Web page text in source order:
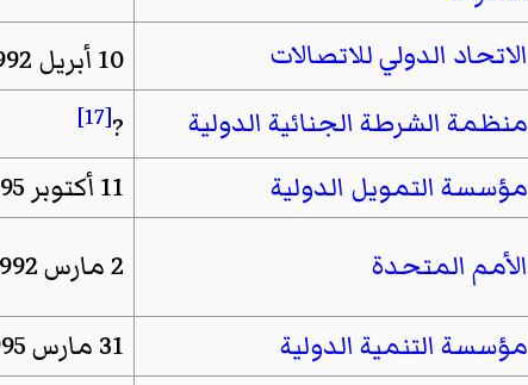
الاتحاد الدولي للاتصالات 10 أبريل 1992
منظمة الشرطة الجنائية الدولية ?
[17]
مؤسسة التمويل الدولية 11 أكتوبر 1995
الأمم المتحدة
2 مارس 1992
مؤسسة التنمية الدولية 31 مارس 1995